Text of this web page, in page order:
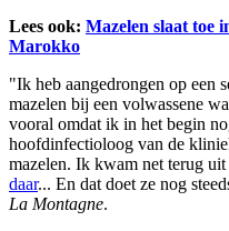
Lees ook: Mazelen slaat toe
Marokko
"Ik heb aangedrongen op een
mazelen bij een volwassene
vooral omdat ik in het begin
hoofdinfectioloog van de
mazelen. Ik kwam net terug uit
daar... En dat doet ze nog
La Montagne.